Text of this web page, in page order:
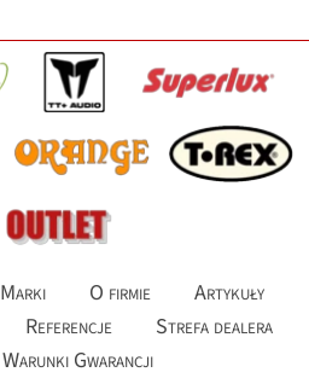
Marki O firmie
Artykuły
Referencje
Strefa dealera
Warunki Gwarancji